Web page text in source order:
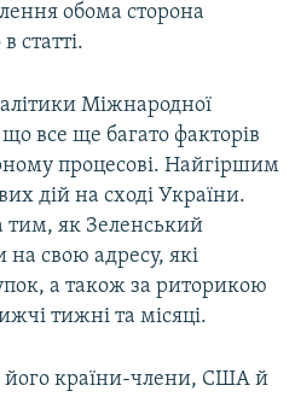
обома сторона
статті.
Міжнародної
все ще багато факторів
процесові. Найгіршим
дій на сході України.
тим, як Зеленський
на свою адресу, які
а також за риторикою
тижні та місяці.
його країни-члени, США й